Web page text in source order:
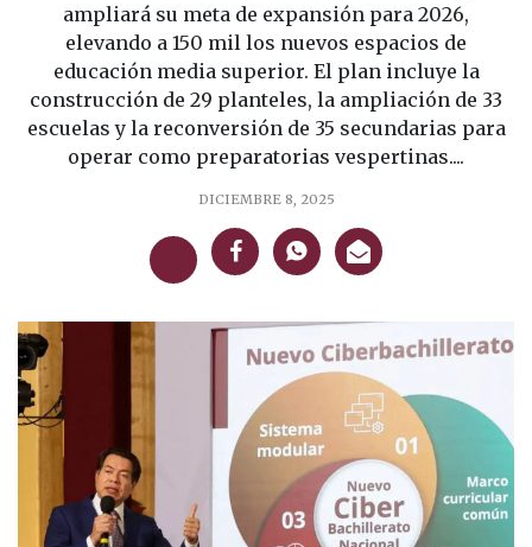
ampliará su meta de expansión para 2026,
elevando a 150 mil los nuevos espacios de
educación media superior. El plan incluye la
construcción de 29 planteles, la ampliación de 33
escuelas y la reconversión de 35 secundarias para
operar como preparatorias vespertinas....
DICIEMBRE 8, 2025